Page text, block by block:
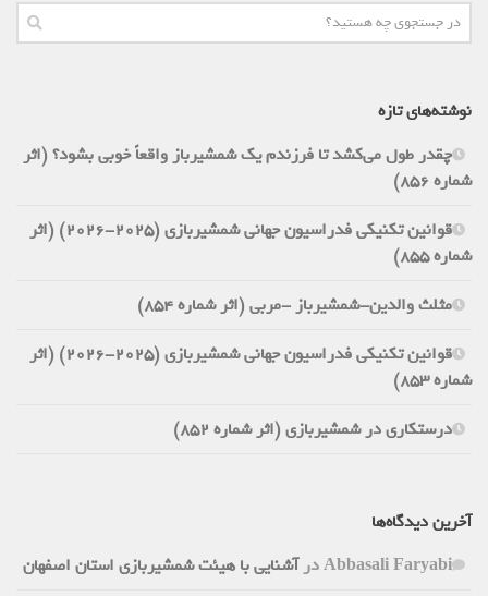
نوشته‌های تازه
چقدر طول می‌کشد تا فرزندم یک شمشیرباز واقعاً خوبی بشود؟ (اثر
شماره 856)
قوانین تکنیکی فدراسیون جهانی شمشیربازی (2025-2026) (اثر
شماره 855)
مثلث والدین-شمشیرباز -مربی (اثر شماره 854)
قوانین تکنیکی فدراسیون جهانی شمشیربازی (2025-2026) (اثر
شماره 853)
درستکاری در شمشیربازی (اثر شماره 852)
آخرین دیدگاه‌ها
Abbasali Faryabiدرآشنایی با هیئت شمشیربازی استان اصفهان